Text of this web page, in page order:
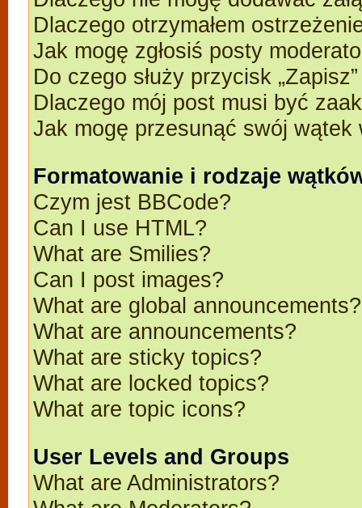
Dlaczego otrzymałem
Jak mogę zgłosiś posty
Do czego służy przycisk
Dlaczego mój post musi być
Jak mogę przesunąć swój wątek
Formatowanie i rodzaje
Czym jest BBCode?
Can I use HTML?
What are Smilies?
Can I post images?
What are global announcements?
What are announcements?
What are sticky topics?
What are locked topics?
What are topic icons?
User Levels and Groups
What are Administrators?